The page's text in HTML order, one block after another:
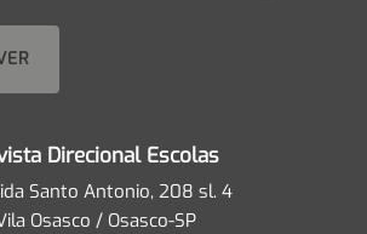
Direcional Escolas
Santo Antonio, 208 sl. 4
Osasco / Osasco-SP